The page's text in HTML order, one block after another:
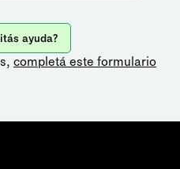
ayuda?
completá este formulario